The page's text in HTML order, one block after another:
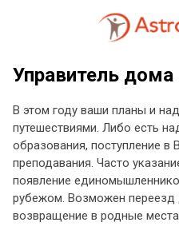
Управитель
В этом году ваши планы и
путешествиями. Либо есть
образования, поступление
преподавания. Часто
появление
рубежом. Возможен переезд
возвращение в родные